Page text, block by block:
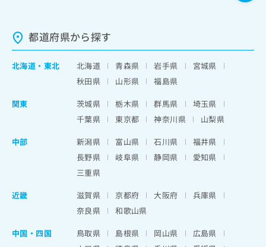
都道府県から探す
北海道 ・ 東北 北海道 青森県 岩手県
宮城県
秋田県
山形県
福島県
関東
茨城県 栃木県 群馬県
埼玉県
千葉県
東京都 神奈川県
山梨県
中部
新潟県 富山県 石川県
福井県
長野県
岐阜県 静岡県
愛知県
三重県
近畿
滋賀県 京都府 大阪府
兵庫県
奈良県
和歌山県
中国・四国
鳥取県 島根県 岡山県
広島県